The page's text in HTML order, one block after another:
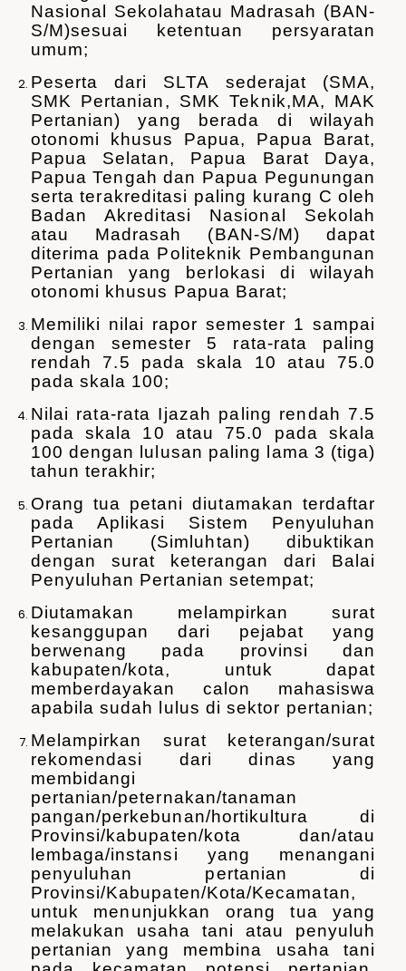
Nasional Sekolahatau Madrasah (BAN-
S/M)sesuai ketentuan persyaratan
umum;
Peserta dari SLTA sederajat (SMA,
SMK Pertanian, SMK Teknik,MA, MAK
Pertanian) yang berada di wilayah
otonomi khusus Papua, Papua Barat,
Papua Selatan, Papua Barat Daya,
Papua Tengah dan Papua Pegunungan
serta terakreditasi paling kurang C oleh
Badan Akreditasi Nasional Sekolah
atau Madrasah (BAN-S/M) dapat
diterima pada Politeknik Pembangunan
Pertanian yang berlokasi di wilayah
otonomi khusus Papua Barat;
Memiliki nilai rapor semester 1 sampai
dengan semester 5 rata-rata paling
rendah 7.5 pada skala 10 atau 75.0
pada skala 100;
Nilai rata-rata Ijazah paling rendah 7.5
pada skala 10 atau 75.0 pada skala
100 dengan lulusan paling lama 3 (tiga)
tahun terakhir;
Orang tua petani diutamakan terdaftar
pada Aplikasi Sistem Penyuluhan
Pertanian (Simluhtan) dibuktikan
dengan surat keterangan dari Balai
Penyuluhan Pertanian setempat;
Diutamakan melampirkan surat
kesanggupan dari pejabat yang
berwenang pada provinsi dan
kabupaten/kota, untuk dapat
memberdayakan calon mahasiswa
apabila sudah lulus di sektor pertanian;
Melampirkan surat keterangan/surat
rekomendasi dari dinas yang
membidangi
pertanian/peternakan/tanaman
pangan/perkebunan/hortikultura di
Provinsi/kabupaten/kota dan/atau
lembaga/instansi yang menangani
penyuluhan pertanian di
Provinsi/Kabupaten/Kota/Kecamatan,
untuk menunjukkan orang tua yang
melakukan usaha tani atau penyuluh
pertanian yang membina usaha tani